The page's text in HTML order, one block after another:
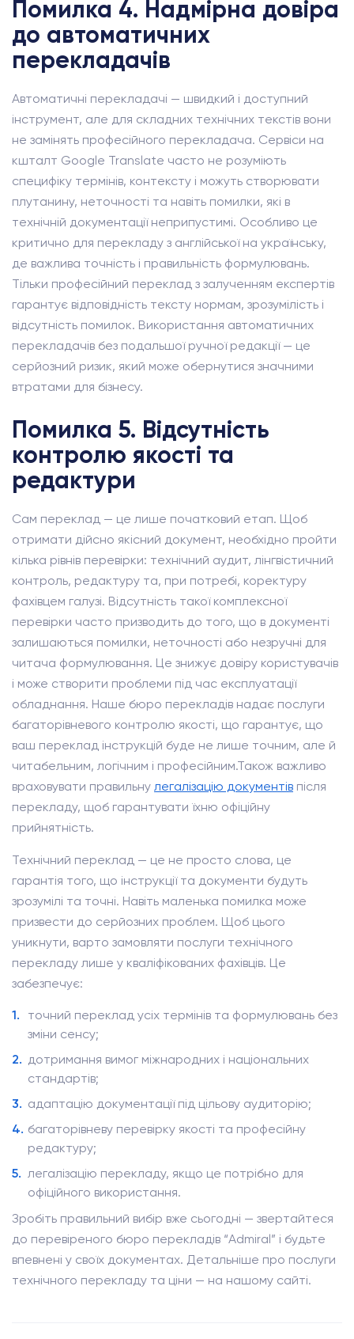
Помилка 4. Надмірна довіра
до автоматичних
перекладачів
Автоматичні перекладачі — швидкий і доступний
інструмент, але для складних технічних текстів вони
не замінять професійного перекладача. Сервіси на
кшталт Google Translate часто не розуміють
специфіку термінів, контексту і можуть створювати
плутанину, неточності та навіть помилки, які в
технічній документації неприпустимі. Особливо це
критично для перекладу з англійської на українську,
де важлива точність і правильність формулювань.
Тільки професійний переклад з залученням експертів
гарантує відповідність тексту нормам, зрозумілість і
відсутність помилок. Використання автоматичних
перекладачів без подальшої ручної редакції — це
серйозний ризик, який може обернутися значними
втратами для бізнесу.
Помилка 5. Відсутність
контролю якості та
редактури
Сам переклад — це лише початковий етап. Щоб
отримати дійсно якісний документ, необхідно пройти
кілька рівнів перевірки: технічний аудит, лінгвістичний
контроль, редактуру та, при потребі, коректуру
фахівцем галузі. Відсутність такої комплексної
перевірки часто призводить до того, що в документі
залишаються помилки, неточності або незручні для
читача формулювання. Це знижує довіру користувачів
і може створити проблеми під час експлуатації
обладнання. Наше бюро перекладів надає послуги
багаторівневого контролю якості, що гарантує, що
ваш переклад інструкцій буде не лише точним, але й
читабельним, логічним і професійним.Також важливо
враховувати правильну легалізацію документів після
перекладу, щоб гарантувати їхню офіційну
прийнятність.
Технічний переклад — це не просто слова, це
гарантія того, що інструкції та документи будуть
зрозумілі та точні. Навіть маленька помилка може
призвести до серйозних проблем. Щоб цього
уникнути, варто замовляти послуги технічного
перекладу лише у кваліфікованих фахівців. Це
забезпечує:
точний переклад усіх термінів та формулювань без
зміни сенсу;
дотримання вимог міжнародних і національних
стандартів;
адаптацію документації під цільову аудиторію;
багаторівневу перевірку якості та професійну
редактуру;
легалізацію перекладу, якщо це потрібно для
офіційного використання.
Зробіть правильний вибір вже сьогодні — звертайтеся
до перевіреного бюро перекладів “Admiral” і будьте
впевнені у своїх документах. Детальніше про послуги
технічного перекладу та ціни — на нашому сайті.